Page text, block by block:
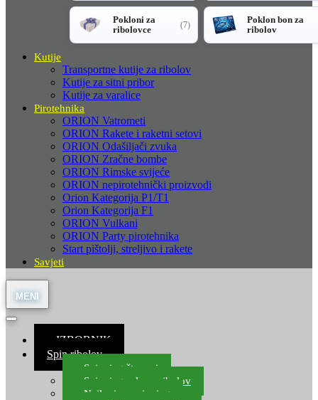
Pokloni za
ribolovce
(7)
Poklon bon za
ribolov
Kutije
Transportne kutije za ribolov
Kutije za sitni pribor
Kutije za varalice
Pirotehnika
ORION Vatrometi
ORION Rakete i raketni setovi
ORION Odašiljači zvuka
ORION Zračne bombe
ORION Rimske svijeće
ORION nepirotehnički proizvodi
Orion Kategorija P1/T1
Orion Kategorija F1
ORION Vulkani
ORION Party pirotehnika
Start pištolji, streljivo i rakete
Savjeti
≡ IZBORNIK
Spin ribolov
Spinning štapovi
Spinning role za ribolov
Najloni za spinning